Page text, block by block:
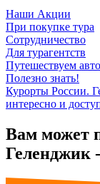
Наши Акции
При покупке тура
Сотрудничество
Для турагентств
Путешествуем
Полезно знать!
Курорты России.
интересно и
Вам может
Геленджик